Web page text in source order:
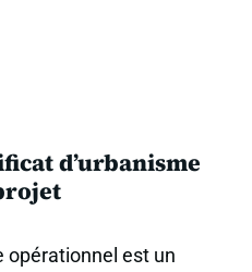
d’urbanisme
opérationnel est un